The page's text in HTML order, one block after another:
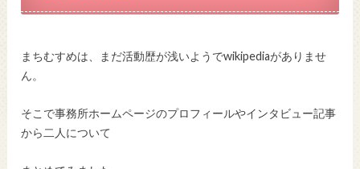
まちむすめは、まだ活動歴が浅いようでwikipediaがありませ
ん。
そこで事務所ホームページのプロフィールやインタビュー記事
から二人について